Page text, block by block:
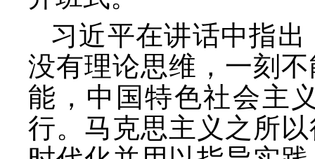
习近平在讲话中指
没有理论思维，一刻
能，中国特色社会主
行。马克思主义之所